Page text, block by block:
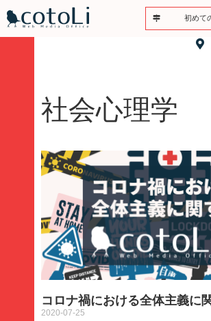
初めて
社会心理学
コロナ禍における全体主義に
2020-07-25